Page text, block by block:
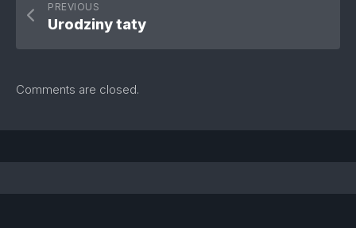
PREVIOUS
Urodziny taty
Comments are closed.